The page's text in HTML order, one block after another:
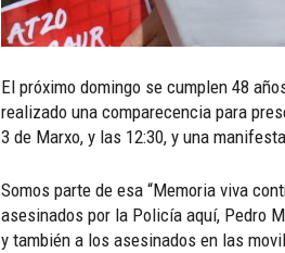
El próximo domingo se cumplen 48
realizado una comparecencia para
3 de Marxo, y las 12:30, y una
Somos parte de esa “Memoria viva
asesinados por la Policía aquí, Pedro
y también a los asesinados en las